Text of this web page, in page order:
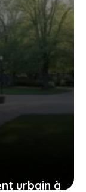
urbain à